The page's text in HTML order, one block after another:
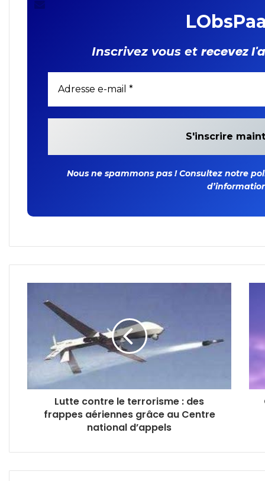
Inscrivez vous et recevez
Nous ne spammons pas ! Consultez notre
Lutte contre le terrorisme : des
frappes aériennes grâce au Centre
national d’appels